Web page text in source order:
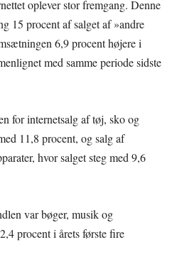
oplever stor fremgang. Denne
15 procent af salget af »andre
6,9 procent højere i
med samme periode sidste
for internetsalg af tøj, sko og
11,8 procent, og salg af
hvor salget steg med 9,6
var bøger, musik og
procent i årets første fire